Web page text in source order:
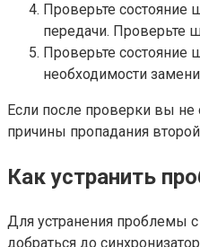
Проверьте состояние
передачи. Проверьте
Проверьте
необходимости
Если после проверки вы не
причины пропадания
Как устранить
Для устранения проблемы с
добраться до